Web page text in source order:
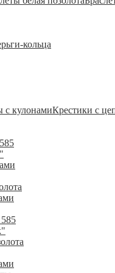
кольца
с кулонамиКрестики с